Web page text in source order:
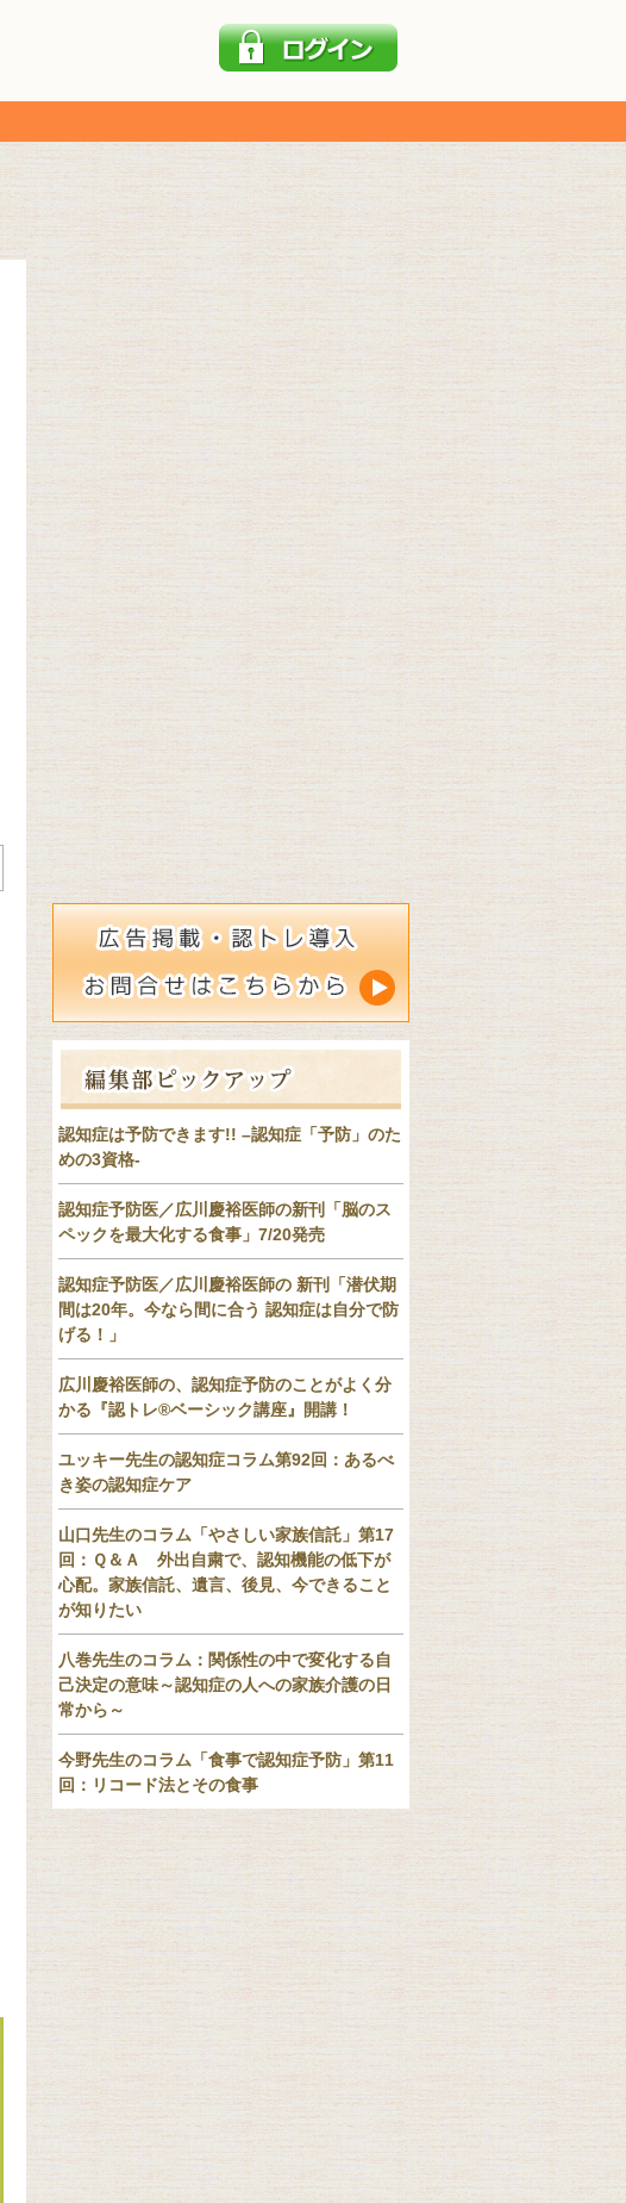
認知症は予防できます!! –認知症「予防」のた
めの3資格-
認知症予防医／広川慶裕医師の新刊「脳のス
ペックを最大化する食事」7/20発売
認知症予防医／広川慶裕医師の 新刊「潜伏期
間は20年。今なら間に合う 認知症は自分で防
げる！」
広川慶裕医師の、認知症予防のことがよく分
かる『認トレ®️ベーシック講座』開講！
ユッキー先生の認知症コラム第92回：あるべ
き姿の認知症ケア
山口先生のコラム「やさしい家族信託」第17
回：Ｑ＆Ａ 外出自粛で、認知機能の低下が
心配。家族信託、遺言、後見、今できること
が知りたい
八巻先生のコラム：関係性の中で変化する自
己決定の意味～認知症の人への家族介護の日
常から～
今野先生のコラム「食事で認知症予防」第11
回：リコード法とその食事